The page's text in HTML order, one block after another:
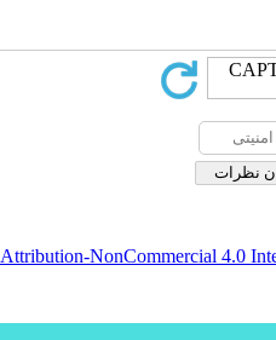
Creative Commons
برگشت به